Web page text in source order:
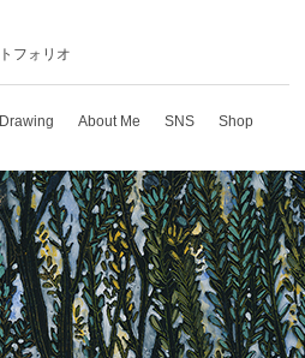
Drawing About Me SNS Shop